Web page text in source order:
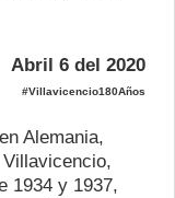
Abril 6 del 2020
#Villavicencio180Años
Alemania,
1934 y 1937,